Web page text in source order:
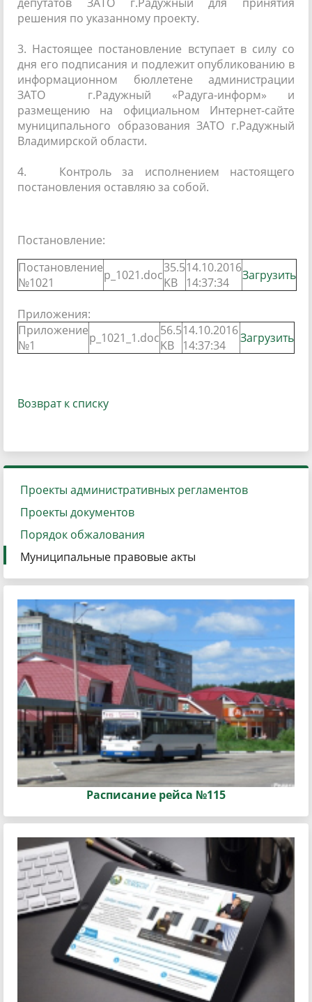
решения по указанному проекту.
3. Настоящее постановление вступает в силу со
дня его подписания и подлежит опубликованию в
информационном бюллетене администрации
ЗАТО г.Радужный «Радуга-информ» и
размещению на официальном Интернет-сайте
муниципального образования ЗАТО г.Радужный
Владимирской области.
4. Контроль за исполнением настоящего
постановления оставляю за собой.
Постановление:
Постановление
№1021
p_1021.doc35.5
KB
14.10.2016
14:37:34
Загрузить
Приложения:
Приложение
№1
p_1021_1.doc56.5
KB
14.10.2016
14:37:34
Загрузить
Возврат к списку
Проекты административных регламентов
Проекты документов
Порядок обжалования
Муниципальные правовые акты
Расписание рейса №115